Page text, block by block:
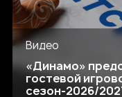
Видео
«Динамо»
гостевой
сезон-2026/